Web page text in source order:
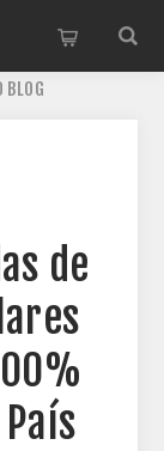
BLOG
de